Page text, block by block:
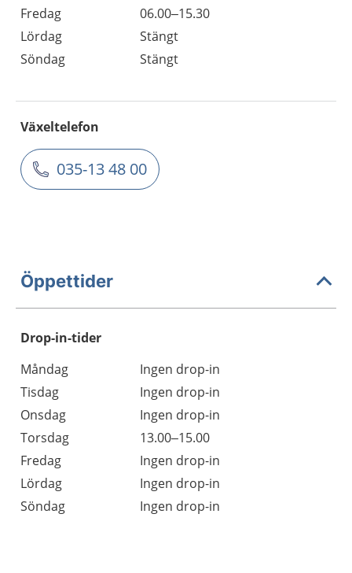
Fredag
06.00–15.30
Lördag
Stängt
Söndag
Stängt
Växeltelefon
035-13 48 00
Öppettider
Drop-in-tider
Måndag
Ingen drop-in
Tisdag
Ingen drop-in
Onsdag
Ingen drop-in
Torsdag
13.00–15.00
Fredag
Ingen drop-in
Lördag
Ingen drop-in
Söndag
Ingen drop-in